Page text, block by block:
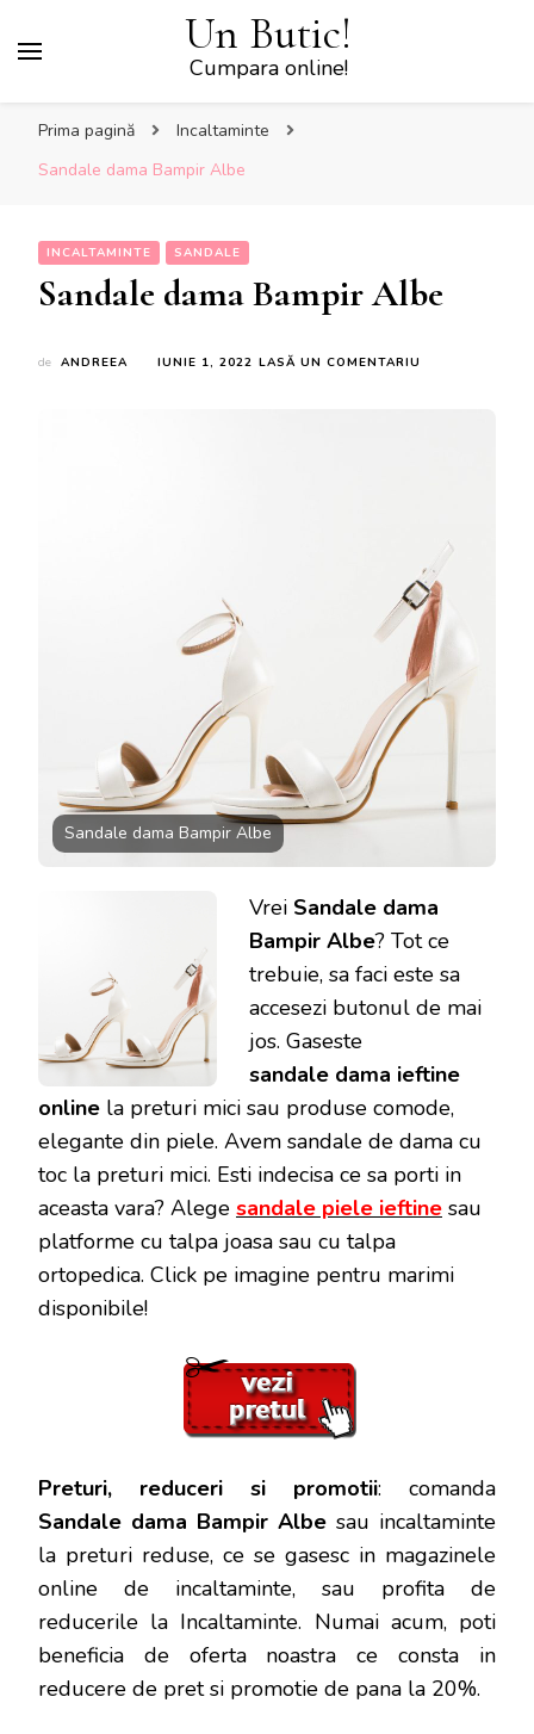
Un Butic!
Cumpara online!
Prima pagină
Incaltaminte
Sandale dama Bampir Albe
INCALTAMINTE SANDALE
Sandale dama Bampir Albe
de ANDREEA IUNIE 1, 2022 LASĂ UN COMENTARIU
Sandale dama Bampir Albe
Vrei Sandale dama
Bampir Albe? Tot ce
trebuie, sa faci este sa
accesezi butonul de mai
jos. Gaseste
sandale dama ieftine
online la preturi mici sau produse comode,
elegante din piele. Avem sandale de dama cu
toc la preturi mici. Esti indecisa ce sa porti in
aceasta vara? Alege sandale piele ieftine sau
platforme cu talpa joasa sau cu talpa
ortopedica. Click pe imagine pentru marimi
disponibile!
Preturi, reduceri si promotii: comanda
Sandale dama Bampir Albe sau incaltaminte
la preturi reduse, ce se gasesc in magazinele
online de incaltaminte, sau profita de
reducerile la Incaltaminte. Numai acum, poti
beneficia de oferta noastra ce consta in
reducere de pret si promotie de pana la 20%.